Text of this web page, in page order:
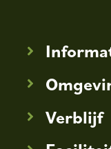
Verblijf